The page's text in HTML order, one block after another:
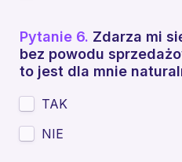
Pytanie 6. Zdarza mi
bez powodu
to jest dla mnie
TAK
NIE